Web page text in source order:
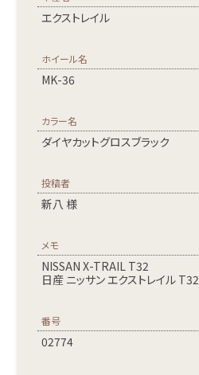
エクストレイル
ホイール名
MK-36
カラー名
ダイヤカットグロスブラック
投稿者
新八 様
メモ
NISSAN X-TRAIL T32
日産 ニッサン エクストレイル T32
番号
02774